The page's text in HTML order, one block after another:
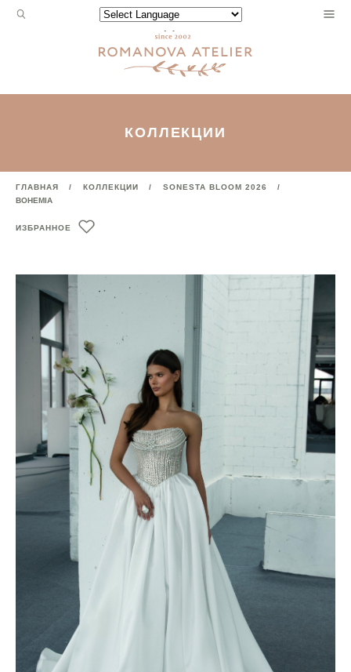
Запрос
Powered by
КОЛЛЕКЦИИ
ГЛАВНАЯ КОЛЛЕКЦИИ
SONESTA BLOOM 2026
BOHEMIA
ИЗБРАННОЕ